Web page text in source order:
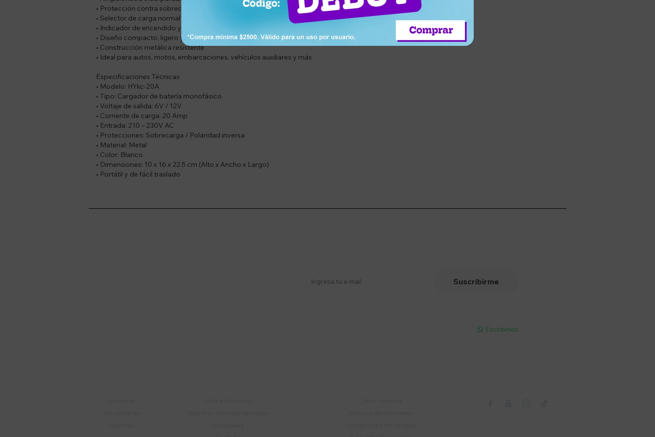
• Protección contra sobrecarga y polaridad inversa
• Selector de carga normal o rápida
• Indicador de encendido y pantalla de corriente continua
• Diseño compacto, ligero y portátil
• Construcción metálica resistente
• Ideal para autos, motos, embarcaciones, vehículos auxiliares y más
Especificaciones Técnicas
• Modelo: HYkc-20A
• Tipo: Cargador de batería monofásico
• Voltaje de salida: 6V / 12V
• Corriente de carga: 20 Amp
• Entrada: 210 – 230V AC
• Protecciones: Sobrecarga / Polaridad inversa
• Material: Metal
• Color: Blanco
• Dimensiones: 10 x 16 x 22.5 cm (Alto x Ancho x Largo)
• Portátil y de fácil traslado
Suscribirme
 Escribinos